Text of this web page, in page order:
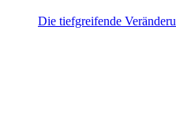
Die tiefgreifende